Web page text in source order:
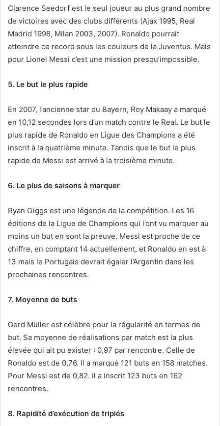
Clarence Seedorf est le seul joueur au plus grand nombre
de victoires avec des clubs différents (Ajax 1995, Real
Madrid 1998, Milan 2003, 2007). Ronaldo pourrait
atteindre ce record sous les couleurs de la Juventus. Mais
pour Lionel Messi c’est une mission presqu’impossible.
5. Le but le plus rapide
En 2007, l’ancienne star du Bayern, Roy Makaay a marqué
en 10,12 secondes lors d’un match contre le Real. Le but le
plus rapide de Ronaldo en Ligue des Champions a été
inscrit à la quatrième minute. Tandis que le but le plus
rapide de Messi est arrivé à la troisième minute.
6. Le plus de saisons à marquer
Ryan Giggs est une légende de la compétition. Les 16
éditions de la Ligue de Champions qui l’ont vu marquer au
moins un but en sont la preuve. Messi est proche de ce
chiffre, en comptant 14 actuellement, et Ronaldo en est à
13 mais le Portugais devrait égaler l’Argentin dans les
prochaines rencontres.
7. Moyenne de buts
Gerd Müller est célèbre pour la régularité en termes de
but. Sa moyenne de réalisations par match est la plus
élevée qui ait pu exister : 0,97 par rencontre. Celle de
Ronaldo est de 0,76. Il a marqué 121 buts en 158 matches.
Pour Messi est de 0,82. Il a inscrit 123 buts en 162
rencontres.
8. Rapidité d’exécution de triplés